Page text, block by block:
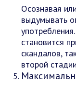
Осознавая
выдумывать
становится
скандалов,
второй